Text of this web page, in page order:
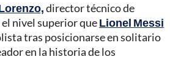
director técnico de
nivel superior queLionel Messi
tras posicionarse en solitario
en la historia de los